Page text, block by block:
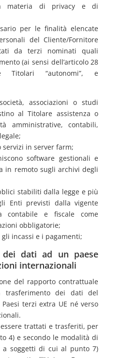
materia di privacy e di
per le finalità elencate
del Cliente/Fornitore
da terzi nominati quali
(ai sensi dell’articolo 28
Titolari “autonomi”, e
associazioni o studi
al Titolare assistenza o
amministrative, contabili,
servizi in server farm;
software gestionali e
in remoto sugli archivi degli
stabiliti dalla legge e più
Enti previsti dalla vigente
contabile e fiscale come
obbligatorie;
incassi e i pagamenti;
dei dati ad un paese
internazionali
del rapporto contrattuale
trasferimento dei dati del
terzi extra UE né verso
trattati e trasferiti, per
4) e secondo le modalità di
soggetti di cui al punto 7)